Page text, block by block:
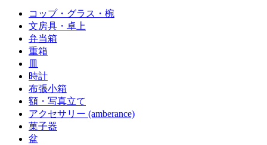
コップ・グラス・椀
文房具・卓上
弁当箱
重箱
皿
時計
布張小箱
額・写真立て
アクセサリー (amberance)
菓子器
盆